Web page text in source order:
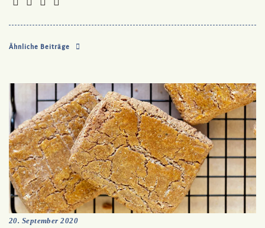
Ähnliche Beiträge
20. September 2020